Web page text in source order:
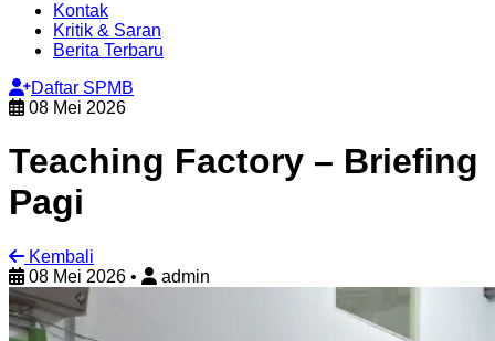
Kontak
Kritik & Saran
Berita Terbaru
Daftar SPMB
08 Mei 2026
Teaching Factory – Briefing
Pagi
Kembali
08 Mei 2026 • admin